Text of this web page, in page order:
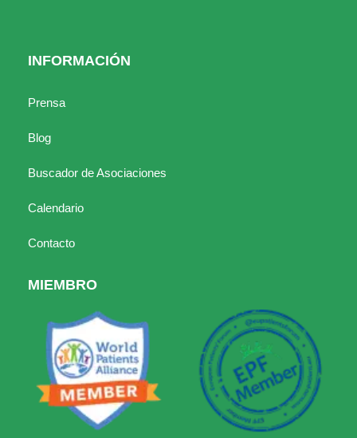
INFORMACIÓN
Prensa
Blog
Buscador de Asociaciones
Calendario
Contacto
MIEMBRO